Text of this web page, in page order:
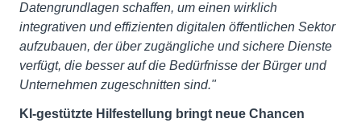
Datengrundlagen schaffen, um einen wirklich
integrativen und effizienten digitalen öffentlichen Sektor
aufzubauen, der über zugängliche und sichere Dienste
verfügt, die besser auf die Bedürfnisse der Bürger und
Unternehmen zugeschnitten sind."
KI-gestützte Hilfestellung bringt neue Chancen